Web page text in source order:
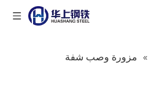
» مزورة وصب شفة